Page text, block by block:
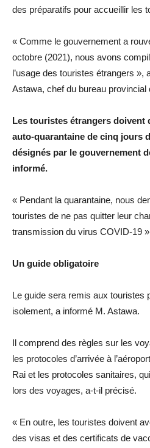
des préparatifs pour accueillir les
« Comme le gouvernement a
octobre (2021), nous avons
l’usage des touristes étrangers »,
Astawa, chef du bureau provincial
Les touristes étrangers doivent
auto-quarantaine de cinq jours
désignés par le gouvernement
informé.
« Pendant la quarantaine, nous
touristes de ne pas quitter leur
transmission du virus COVID-19
Un guide obligatoire
Le guide sera remis aux touristes
isolement, a informé M. Astawa.
Il comprend des règles sur les
les protocoles d’arrivée à
Rai et les protocoles sanitaires,
lors des voyages, a-t-il précisé.
« En outre, les touristes doivent
des visas et des certificats de